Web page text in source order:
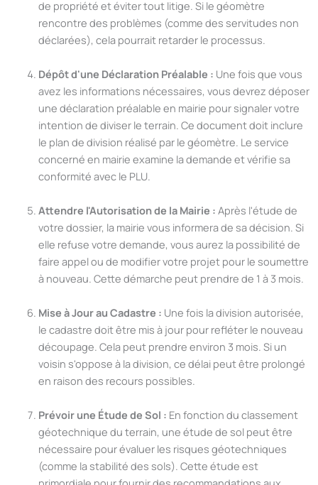
de propriété et éviter tout litige. Si le géomètre
rencontre des problèmes (comme des servitudes non
déclarées), cela pourrait retarder le processus.
Dépôt d'une Déclaration Préalable : Une fois que vous
avez les informations nécessaires, vous devrez déposer
une déclaration préalable en mairie pour signaler votre
intention de diviser le terrain. Ce document doit inclure
le plan de division réalisé par le géomètre. Le service
concerné en mairie examine la demande et vérifie sa
conformité avec le PLU.
Attendre l'Autorisation de la Mairie : Après l'étude de
votre dossier, la mairie vous informera de sa décision. Si
elle refuse votre demande, vous aurez la possibilité de
faire appel ou de modifier votre projet pour le soumettre
à nouveau. Cette démarche peut prendre de 1 à 3 mois.
Mise à Jour au Cadastre : Une fois la division autorisée,
le cadastre doit être mis à jour pour refléter le nouveau
découpage. Cela peut prendre environ 3 mois. Si un
voisin s'oppose à la division, ce délai peut être prolongé
en raison des recours possibles.
Prévoir une Étude de Sol : En fonction du classement
géotechnique du terrain, une étude de sol peut être
nécessaire pour évaluer les risques géotechniques
(comme la stabilité des sols). Cette étude est